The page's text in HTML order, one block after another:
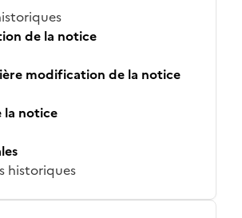
de la notice
modification de la notice
la notice
historiques